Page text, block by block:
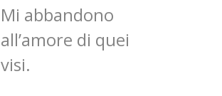
Mi abbandono
all’amore di quei
visi.